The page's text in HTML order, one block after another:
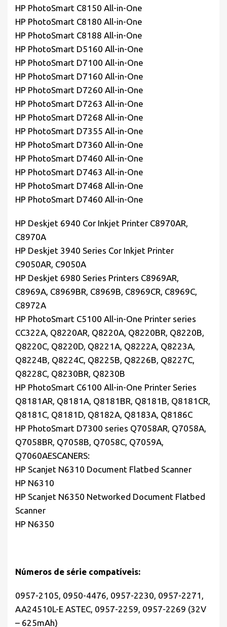
HP PhotoSmart C8150 All-in-One
HP PhotoSmart C8180 All-in-One
HP PhotoSmart C8188 All-in-One
HP PhotoSmart D5160 All-in-One
HP PhotoSmart D7100 All-in-One
HP PhotoSmart D7160 All-in-One
HP PhotoSmart D7260 All-in-One
HP PhotoSmart D7263 All-in-One
HP PhotoSmart D7268 All-in-One
HP PhotoSmart D7355 All-in-One
HP PhotoSmart D7360 All-in-One
HP PhotoSmart D7460 All-in-One
HP PhotoSmart D7463 All-in-One
HP PhotoSmart D7468 All-in-One
HP PhotoSmart D7460 All-in-One
HP Deskjet 6940 Cor Inkjet Printer C8970AR,
C8970A
HP Deskjet 3940 Series Cor Inkjet Printer
C9050AR, C9050A
HP Deskjet 6980 Series Printers C8969AR,
C8969A, C8969BR, C8969B, C8969CR, C8969C,
C8972A
HP PhotoSmart C5100 All-in-One Printer series
CC322A, Q8220AR, Q8220A, Q8220BR, Q8220B,
Q8220C, Q8220D, Q8221A, Q8222A, Q8223A,
Q8224B, Q8224C, Q8225B, Q8226B, Q8227C,
Q8228C, Q8230BR, Q8230B
HP PhotoSmart C6100 All-in-One Printer Series
Q8181AR, Q8181A, Q8181BR, Q8181B, Q8181CR,
Q8181C, Q8181D, Q8182A, Q8183A, Q8186C
HP PhotoSmart D7300 series Q7058AR, Q7058A,
Q7058BR, Q7058B, Q7058C, Q7059A,
Q7060AESCANERS:
HP Scanjet N6310 Document Flatbed Scanner
HP N6310
HP Scanjet N6350 Networked Document Flatbed
Scanner
HP N6350
Números de série compatíveis:
0957-2105, 0950-4476, 0957-2230, 0957-2271,
AA24510L-E ASTEC, 0957-2259, 0957-2269 (32V
– 625mAh)